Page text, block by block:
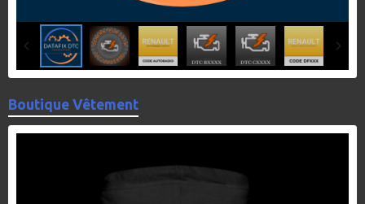
Boutique Vêtement